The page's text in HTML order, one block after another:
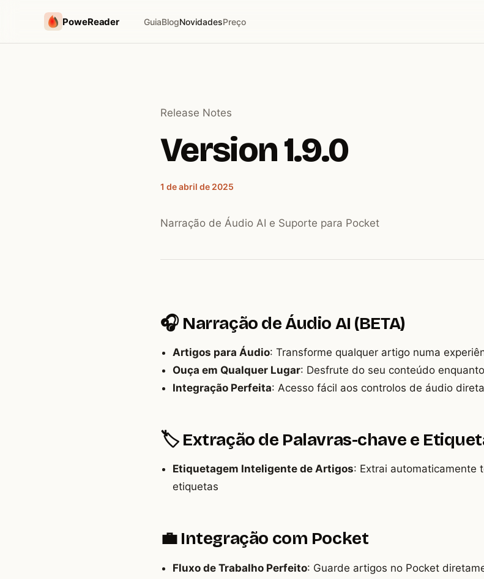
PoweReader GuiaBlogNovidadesPreço
Release Notes
Version 1.9.0
1 de abril de 2025
Narração de Áudio AI e Suporte para Pocket
🎧 Narração de Áudio AI (BETA)
Artigos para Áudio: Transforme qualquer artigo numa
Ouça em Qualquer Lugar: Desfrute do seu conteúdo
Integração Perfeita: Acesso fácil aos controlos de áudio
🏷️ Extração de Palavras-chave e
Etiquetagem Inteligente de Artigos: Extrai automaticamente
etiquetas
💼 Integração com Pocket
Fluxo de Trabalho Perfeito: Guarde artigos no Pocket